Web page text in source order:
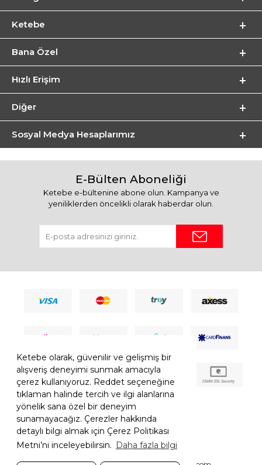
Ketebe olarak, güvenilir ve gelişmiş bir
alışveriş deneyimi sunmak amacıyla
çerez kullanıyoruz. Reddet seçeneğine
tıklaman halinde tercih ve ilgi alanlarına
yönelik sana özel bir deneyim
sunamayacağız. Çerezler hakkında
detaylı bilgi almak için Çerez Politikası
Metni’ni inceleyebilirsin. Daha fazla bilgi
Ketebe
Bana Özel
Hızlı Erişim
Diğer
Sosyal Medya Hesaplarımız
E-Bülten Aboneliği
Ketebe e-bültenine abone olun. Kampanya ve
yeniliklerden öncelikli olarak haberdar olun.